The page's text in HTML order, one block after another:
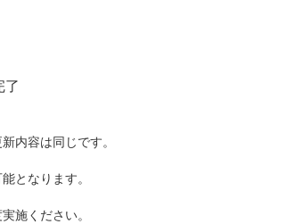
了
内容は同じです。
となります。
施ください。